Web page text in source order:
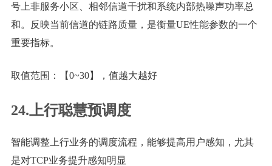
号上非服务小区、相邻信道干扰和系统内部热噪声功率总
和。反映当前信道的链路质量，是衡量UE性能参数的一个
重要指标。
取值范围：【0~30】，值越大越好
24.上行聪慧预调度
智能调整上行业务的调度流程，能够提高用户感知，尤其
是对TCP业务提升感知明显